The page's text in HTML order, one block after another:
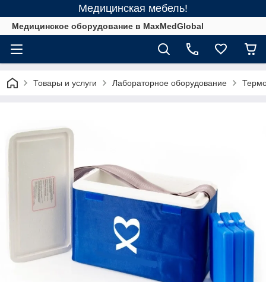
Медицинская мебель!
Медицинское оборудование в MaxMedGlobal
Товары и услуги Лабораторное оборудование